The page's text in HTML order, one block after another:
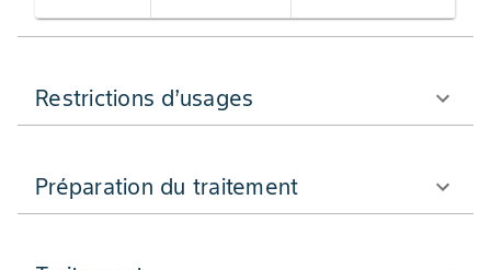
Restrictions d’usages
Préparation du traitement